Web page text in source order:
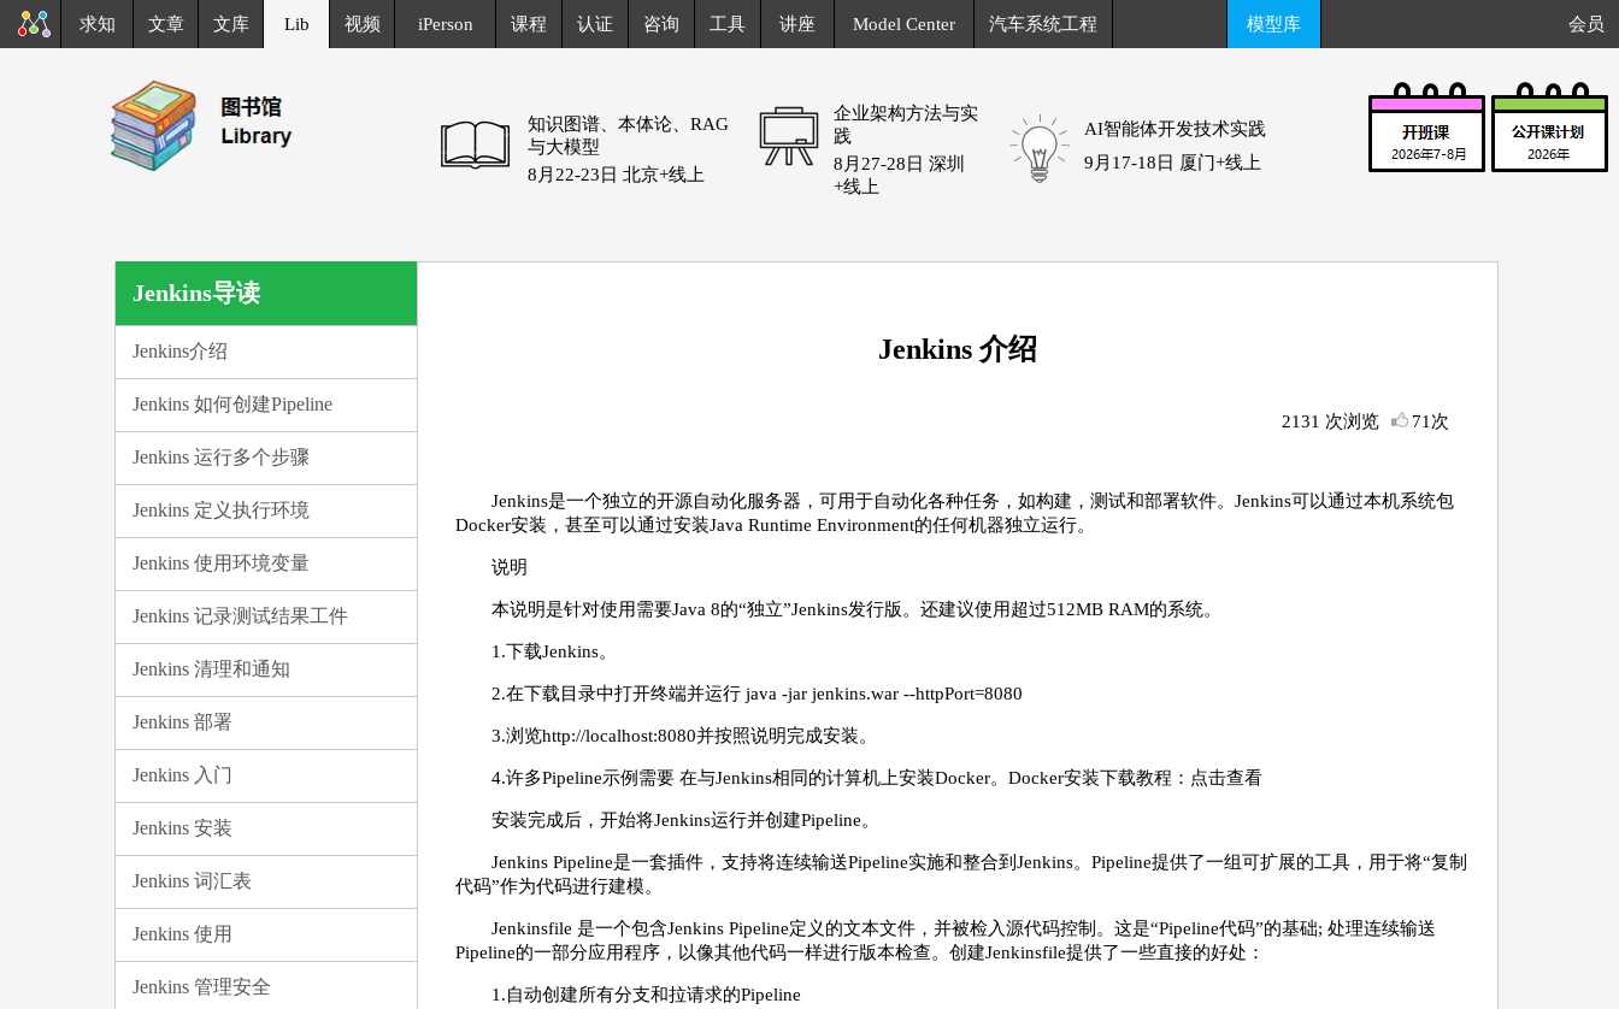
求知 文章 文库 Lib 视频 iPerson 课程 认证 咨询 工具 讲座 Model Center 汽车系统工程 模型库 会员
知识图谱、本体论、RAG
与大模型
8月22-23日 北京+线上
企业架构方法与实
践
8月27-28日 深圳
+线上
AI智能体开发技术实践
9月17-18日 厦门+线上
Jenkins导读
Jenkins介绍
Jenkins 如何创建Pipeline
Jenkins 运行多个步骤
Jenkins 定义执行环境
Jenkins 使用环境变量
Jenkins 记录测试结果工件
Jenkins 清理和通知
Jenkins 部署
Jenkins 入门
Jenkins 安装
Jenkins 词汇表
Jenkins 使用
Jenkins 管理安全
Jenkins 介绍
2131 次浏览 71次
Jenkins是一个独立的开源自动化服务器，可用于自动化各种任务，如构建，测试和部署软件。Jenkins可以通过本机系统包
Docker安装，甚至可以通过安装Java Runtime Environment的任何机器独立运行。
说明
本说明是针对使用需要Java 8的“独立”Jenkins发行版。还建议使用超过512MB RAM的系统。
1.下载Jenkins。
2.在下载目录中打开终端并运行 java -jar jenkins.war --httpPort=8080
3.浏览http://localhost:8080并按照说明完成安装。
4.许多Pipeline示例需要 在与Jenkins相同的计算机上安装Docker。Docker安装下载教程：点击查看
安装完成后，开始将Jenkins运行并创建Pipeline。
Jenkins Pipeline是一套插件，支持将连续输送Pipeline实施和整合到Jenkins。Pipeline提供了一组可扩展的工具，用于将“复制
代码”作为代码进行建模。
Jenkinsfile 是一个包含Jenkins Pipeline定义的文本文件，并被检入源代码控制。这是“Pipeline代码”的基础; 处理连续输送
Pipeline的一部分应用程序，以像其他代码一样进行版本检查。创建Jenkinsfile提供了一些直接的好处：
1.自动创建所有分支和拉请求的Pipeline